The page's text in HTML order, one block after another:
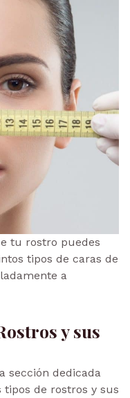
tu rostro puedes
tipos de caras de
a
y sus
sección dedicada
de rostros y sus